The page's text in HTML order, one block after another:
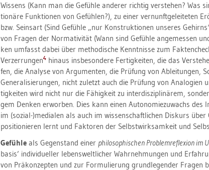
Wis­sens (Kann man die Ge­füh­le an­de­rer rich­tig ver­ste­hen? Was
tio­nä­re Funk­tio­nen von Ge­füh­len?), zu einer ver­nunft­ge­lei­te­ten
bzw. Seins­art (Sind Ge­füh­le „nur Kon­struk­tio­nen un­se­res
von Fra­gen der Nor­ma­ti­vi­tät (Wann sind Ge­füh­le an­ge­mes­sen
ken um­fasst dabei über me­tho­di­sche Kennt­nis­se zum
Ver­zer­run­gen4hin­aus ins­be­son­de­re Fer­tig­kei­ten, die das
fen, die Ana­ly­se von Ar­gu­men­ten, die Prü­fung von Ab­lei­tun­gen,
Ge­ne­ra­li­sie­run­gen, nicht zu­letzt auch die Prü­fung von Ana­lo­gi­en
tig­kei­ten wird nicht nur die Fä­hig­keit zu in­ter­dis­zi­pli­nä­rem,
gem Den­ken er­wor­ben. Dies kann einen Au­to­no­mie­zu­wachs des
im (so­zi­al-)me­dia­len als auch im wis­sen­schaft­li­chen Dis­kurs
po­si­tio­nie­ren lernt und Fak­to­ren der Selbst­wirk­sam­keit und
Ge­füh­leals Ge­gen­stand einer phi­lo­so­phi­schen Pro­blem­re­fle­xi­on im
ba­sis’ in­di­vi­du­el­ler le­bens­welt­li­cher Wahr­neh­mun­gen und
von Prä­kon­zep­ten und zur For­mu­lie­rung grund­le­gen­der Fra­gen